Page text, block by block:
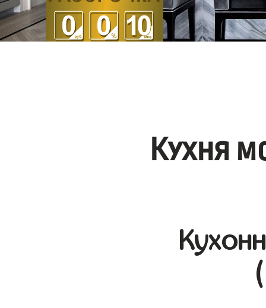
Кухня